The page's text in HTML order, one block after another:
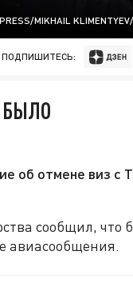
MIKHAIL
ПОДПИШИТЕСЬ:
БЫЛО
об отмене виз с
сообщил, что
авиасообщения.